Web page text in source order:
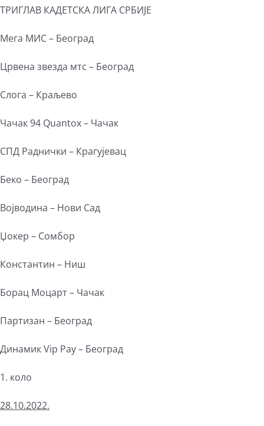
ТРИГЛАВ КАДЕТСКА ЛИГА СРБИЈЕ
Мега МИС – Београд
Црвена звезда мтс – Београд
Слога – Краљево
Чачак 94 Quantox – Чачак
СПД Раднички – Крагујевац
Беко – Београд
Војводина – Нови Сад
Џокер – Сомбор
Константин – Ниш
Борац Моцарт – Чачак
Партизан – Београд
Динамик Vip Pay – Београд
1. коло
28.10.2022.